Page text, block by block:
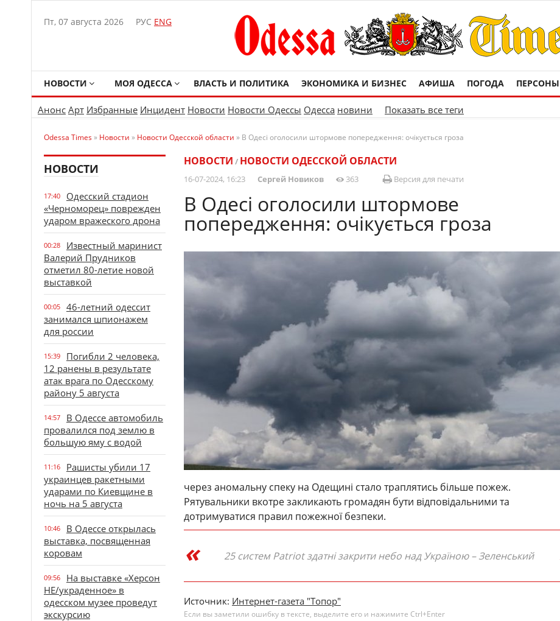
Пт, 07 августа 2026 РУС ENG
НОВОСТИ МОЯ ОДЕССА ВЛАСТЬ И ПОЛИТИКА ЭКОНОМИКА И БИЗНЕС АФИША ПОГОДА ПЕРСОНЫ
Анонс Арт Избранные Инцидент Новости Новости Одессы Одесса новини Показать все теги
Odessa Times» Новости » Новости Одесской области » В Одесі оголосили штормове попередження: очікується гроза
НОВОСТИ
17:40
Одесский стадион
«Черноморец» поврежден
ударом вражеского дрона
00:28
Известный маринист
Валерий Прудников
отметил 80-летие новой
выставкой
00:05
46-летний одессит
занимался шпионажем
для россии
15:39
Погибли 2 человека,
12 ранены в результате
атак врага по Одесскому
району 5 августа
14:57
В Одессе автомобиль
провалился под землю в
большую яму с водой
11:16
Рашисты убили 17
украинцев ракетными
ударами по Киевщине в
ночь на 5 августа
10:46
В Одессе открылась
выставка, посвященная
коровам
09:56
На выставке «Херсон
НЕ/украденное» в
одесском музее проведут
экскурсию
НОВОСТИ / НОВОСТИ ОДЕССКОЙ ОБЛАСТИ
16-07-2024, 16:23 Сергей Новиков 363 Версия для печати
В Одесі оголосили штормове
попередження: очікується гроза
через аномальну спеку на Одещині стало траплятись більше пожеж.
Рятувальники вкотре закликають громадян бути відповідальними та
дотримуватися правил пожежної безпеки.
25 систем Patriot здатні закрити небо над Україною – Зеленський
Источник: Интернет-газета "Топор"
Если вы заметили ошибку в тексте, выделите его и нажимите Ctrl+Enter